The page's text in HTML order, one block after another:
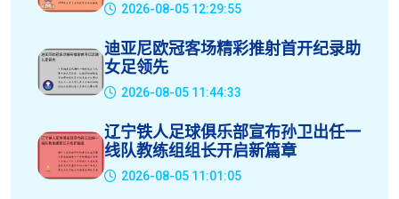
2026-08-05 12:29:55
迪亚尼欧冠客场精彩推射首开纪录助
女足领先
2026-08-05 11:44:33
辽宁铁人足球俱乐部宣布孙卫出任一
线队教练组组长开启新篇章
2026-08-05 11:01:05